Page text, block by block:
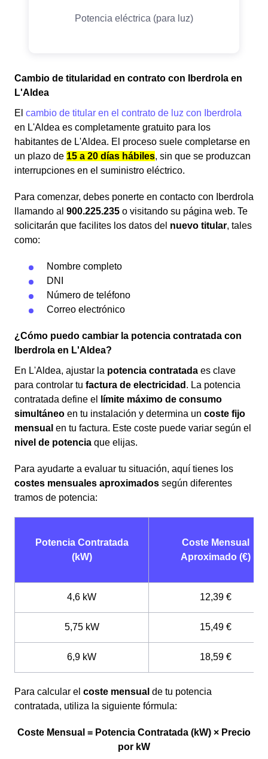
Cambio de titularidad en contrato con Iberdrola en
L'Aldea
El cambio de titular en el contrato de luz con Iberdrola
en L'Aldea es completamente gratuito para los
habitantes de L'Aldea. El proceso suele completarse en
un plazo de 15 a 20 días hábiles, sin que se produzcan
interrupciones en el suministro eléctrico.
Para comenzar, debes ponerte en contacto con Iberdrola
llamando al 900.225.235 o visitando su página web. Te
solicitarán que facilites los datos del nuevo titular, tales
como:
Nombre completo
DNI
Número de teléfono
Correo electrónico
¿Cómo puedo cambiar la potencia contratada con
Iberdrola en L'Aldea?
En L'Aldea, ajustar la potencia contratada es clave
para controlar tu factura de electricidad . La potencia
contratada define el
límite máximo de consumo
simultáneo en tu instalación y determina un coste fijo
mensual en tu factura. Este coste puede variar según el
nivel de potencia que elijas.
Para ayudarte a evaluar tu situación, aquí tienes los
costes mensuales aproximados según diferentes
tramos de potencia:
Potencia Contratada
(kW)
Coste Mensual
Aproximado (€)
4,6 kW 12,39 €
5,75 kW 15,49 €
6,9 kW 18,59 €
Para calcular el coste mensual de tu potencia
contratada, utiliza la siguiente fórmula:
Coste Mensual = Potencia Contratada (kW) × Precio
por kW